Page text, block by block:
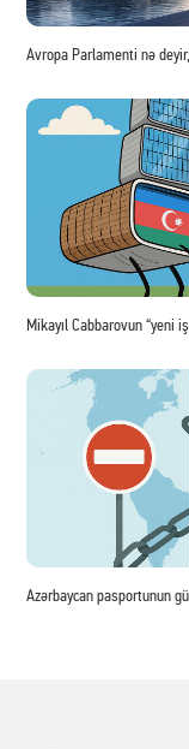
Avropa Parlamenti nə
Mikayıl Cabbarovun “yeni
Azərbaycan pasportunun